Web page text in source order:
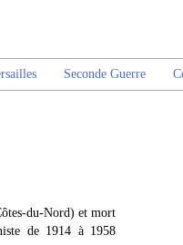
Seconde Guerre
du-Nord) et mort
de 1914 à 1958